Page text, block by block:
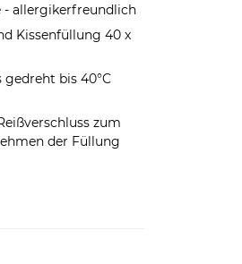
- allergikerfreundlich
Kissenfüllung 40 x
gedreht bis 40°C
zum
der Füllung